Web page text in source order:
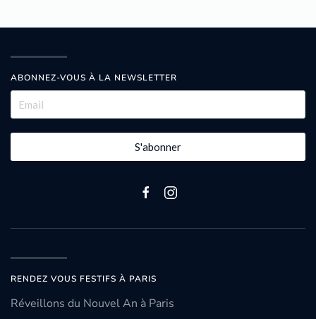
ABONNEZ-VOUS À LA NEWSLETTER
S'abonner
RENDEZ VOUS FESTIFS À PARIS
Réveillons du Nouvel An à Paris